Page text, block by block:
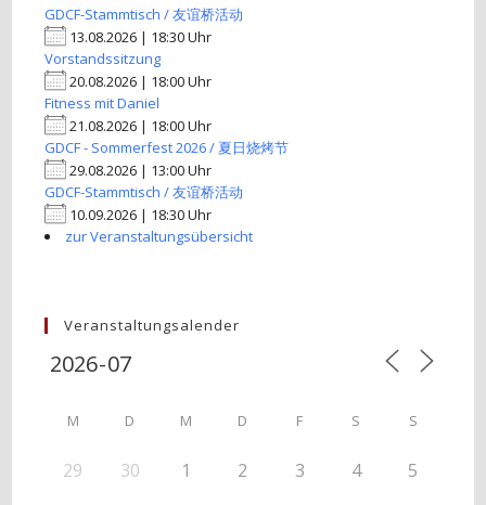
GDCF-Stammtisch / 友谊桥活动
13.08.2026 | 18:30 Uhr
Vorstandssitzung
20.08.2026 | 18:00 Uhr
Fitness mit Daniel
21.08.2026 | 18:00 Uhr
GDCF - Sommerfest 2026 / 夏日烧烤节
29.08.2026 | 13:00 Uhr
GDCF-Stammtisch / 友谊桥活动
10.09.2026 | 18:30 Uhr
zur Veranstaltungsübersicht
Veranstaltungsalender
M D M D F S S
29 30 1 2 3 4 5